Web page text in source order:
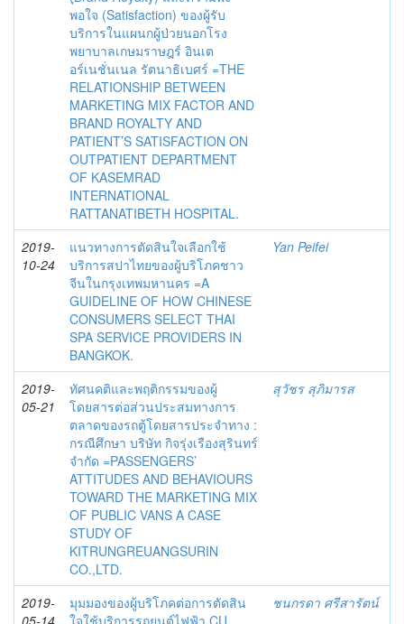
พอใจ (Satisfaction) ของผู้รับ
บริการในแผนกผู้ป่วยนอกโรง
พยาบาลเกษมราษฎร์ อินเต
อร์เนชั่นเนล รัตนาธิเบศร์ =THE
RELATIONSHIP BETWEEN
MARKETING MIX FACTOR AND
BRAND ROYALTY AND
PATIENT’S SATISFACTION ON
OUTPATIENT DEPARTMENT
OF KASEMRAD
INTERNATIONAL
RATTANATIBETH HOSPITAL.
2019-
10-24
แนวทางการตัดสินใจเลือกใช้
บริการสปาไทยของผู้บริโภคชาว
จีนในกรุงเทพมหานคร =A
GUIDELINE OF HOW CHINESE
CONSUMERS SELECT THAI
SPA SERVICE PROVIDERS IN
BANGKOK.
Yan Peifei
2019-
05-21
ทัศนคติและพฤติกรรมของผู้
โดยสารต่อส่วนประสมทางการ
ตลาดของรถตู้โดยสารประจำทาง :
กรณีศึกษา บริษัท กิจรุ่งเรืองสุรินทร์
จำกัด =PASSENGERS’
ATTITUDES AND BEHAVIOURS
TOWARD THE MARKETING MIX
OF PUBLIC VANS A CASE
STUDY OF
KITRUNGREUANGSURIN
CO.,LTD.
สุวัชร สุภิมารส
2019-
05-14
มุมมองของผู้บริโภคต่อการตัดสิน
ใจใช้บริการรถยนต์ไฟฟ้า CU
ชนกรดา ศรีสารัตน์